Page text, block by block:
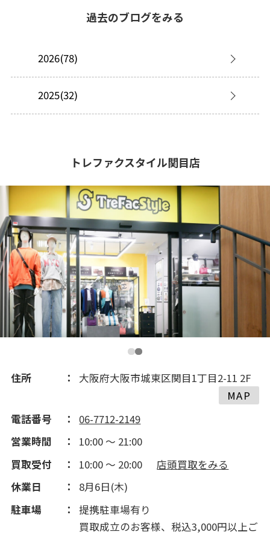
過去のブログをみる
2026(78)
2025(32)
トレファクスタイル関目店
住所
大阪府大阪市城東区関目1丁目2-11 2F
MAP
電話番号
06-7712-2149
営業時間
10:00 ～ 21:00
買取受付
10:00 ～ 20:00
店頭買取をみる
休業日
8月6日(木)
駐車場
提携駐車場有り
買取成立のお客様、税込3,000円以上ご